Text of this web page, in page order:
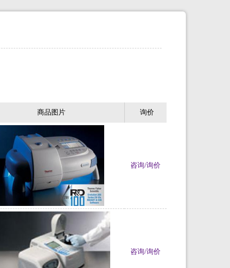
商品图片 询价
咨询/询价
咨询/询价